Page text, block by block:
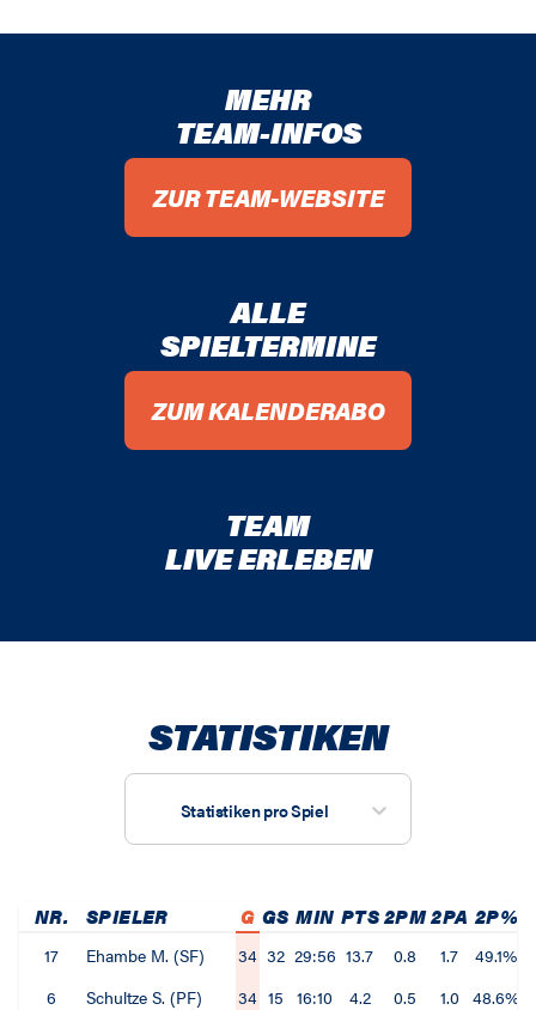
MEHR
TEAM-INFOS
ZUR TEAM-WEBSITE
ALLE
SPIELTERMINE
ZUM KALENDERABO
TEAM
LIVE ERLEBEN
STATISTIKEN
Statistiken pro Spiel
NR. SPIELER G GS MIN PTS2PM2PA 2P%
17 Ehambe M. (SF) 34 32 29:56 13.7 0.8 1.7 49.1%
6
Schultze S. (PF) 34 15 16:10 4.2 0.5 1.0 48.6%